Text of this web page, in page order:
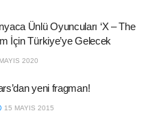
Ünlü Oyuncuları ‘X – The
İçin Türkiye’ye Gelecek
2020
yeni fragman!
15 MAYIS 2015